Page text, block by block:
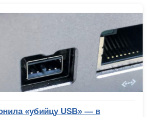
«убийцу USB» — в